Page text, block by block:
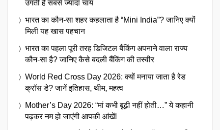
उगती है सबसे ज्यादा चाय
भारत का कौन-सा शहर कहलाता है “Mini India”? जानिए क्यों
मिली यह खास पहचान
भारत का पहला पूरी तरह डिजिटल बैंकिंग अपनाने वाला राज्य
कौन-सा है? जानिए कैसे बदली बैंकिंग की तस्वीर
World Red Cross Day 2026: क्यों मनाया जाता है रेड
क्रॉस डे? जानें इतिहास, थीम, महत्व
Mother’s Day 2026: “मां कभी बूढ़ी नहीं होती…” ये कहानी
पढ़कर नम हो जाएंगी आपकी आंखें!